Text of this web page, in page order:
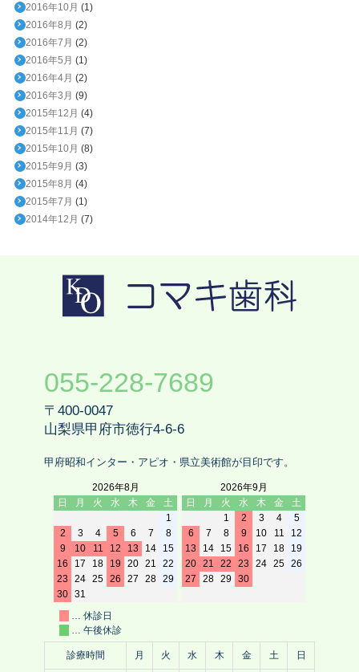
2016年10月 (1)
2016年8月 (2)
2016年7月 (2)
2016年5月 (1)
2016年4月 (2)
2016年3月 (9)
2015年12月 (4)
2015年11月 (7)
2015年10月 (8)
2015年9月 (3)
2015年8月 (4)
2015年7月 (1)
2014年12月 (7)
055-228-7689
〒400-0047
山梨県甲府市徳行4-6-6
甲府昭和インター・アピオ・県立美術館が目印です。
2026年8月
日
月 火 水 木 金
土
1
2
3 4 5 6 7
8
9
10 11 12 13 14
15
16
17 18 19 20 21
22
23 24 25 26 27 28 29
30 31
2026年9月
日
月 火 水 木 金
土
1
2 3 4
5
6
7 8 9 10 11
12
13
14 15 16 17 18
19
20 21 22 23 24 25 26
27
28 29 30
… 休診日
… 午後休診
診療時間 月 火 水 木 金 土 日